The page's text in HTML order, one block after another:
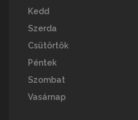
Kedd
Szerda
Csütörtök
Péntek
Szombat
Vasárnap